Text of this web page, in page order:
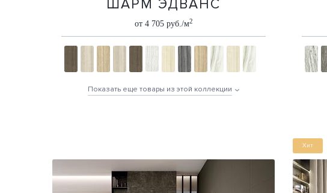
ШАРМ ЭДВАНС
от 4 705 руб./м2
Показать еще товары из этой коллекции
Хит